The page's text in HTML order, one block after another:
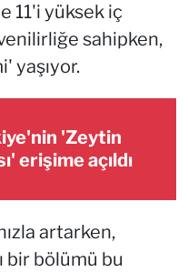
11'i yüksek iç
sahipken,
yaşıyor.
'Zeytin
erişime açıldı
artarken,
bir bölümü bu